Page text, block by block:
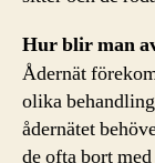
Hur blir man
Ådernät
olika
ådernätet
de ofta bort